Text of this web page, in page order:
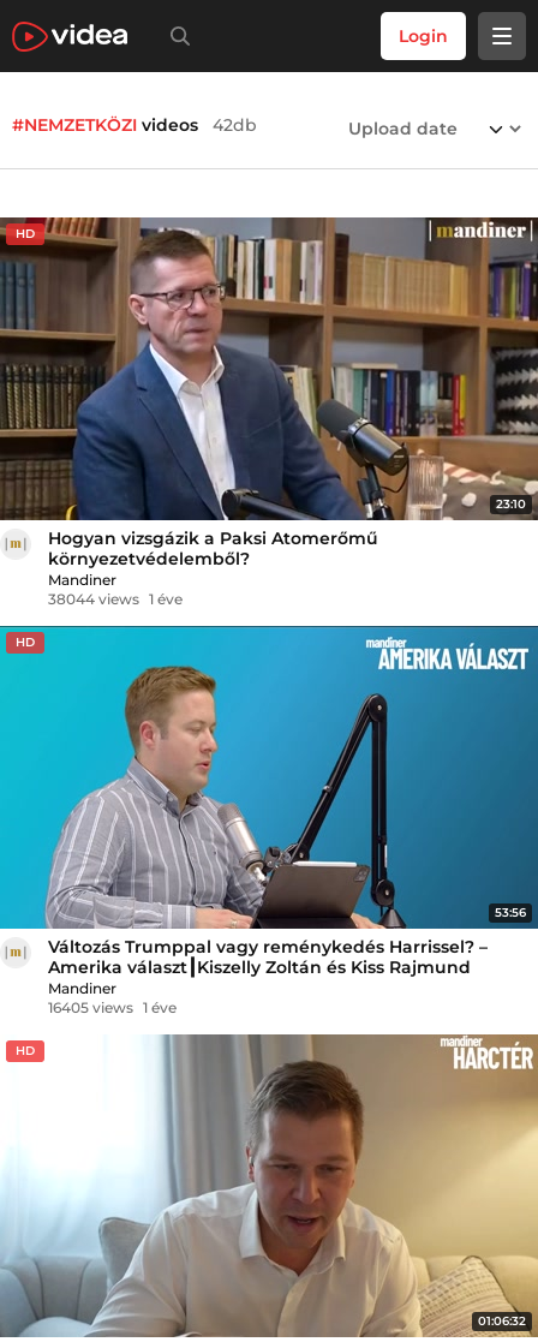
Login
#NEMZETKÖZI videos 42db
HD
23:10
Hogyan vizsgázik a Paksi Atomerőmű
környezetvédelemből?
Mandiner
38044 views 1 éve
HD
53:56
Változás Trumppal vagy reménykedés Harrissel? –
Amerika választ┃Kiszelly Zoltán és Kiss Rajmund
Mandiner
16405 views 1 éve
HD
01:06:32